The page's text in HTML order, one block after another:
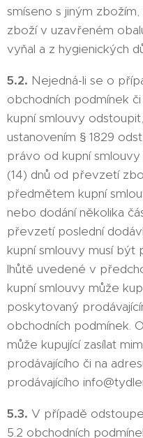
smíseno s jiným
zboží v uzavřeném
vyňal a z hygienických
5.2. Nejedná-li se o
obchodních podmínek
kupní smlouvy
ustanovením § 1829
právo od kupní
(14) dnů od převzetí
předmětem kupní
nebo dodání několika
převzetí poslední
kupní smlouvy musí být
lhůtě uvedené v
kupní smlouvy může
poskytovaný
obchodních podmínek.
může kupující zasílat
prodávajícího či na
prodávajícího
5.3. V případě
5.2 obchodních